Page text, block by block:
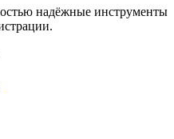
надёжные инструменты